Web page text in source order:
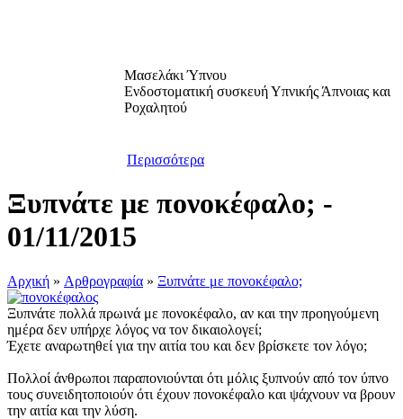
Μασελάκι Ύπνου
Ενδοστοματική συσκευή Υπνικής Άπνοιας και
Ροχαλητού
Περισσότερα
Ξυπνάτε με πονοκέφαλο; -
01/11/2015
Αρχική » Αρθρογραφία » Ξυπνάτε με πονοκέφαλο;
Ξυπνάτε πολλά πρωινά με πονοκέφαλο, αν και την προηγούμενη
ημέρα δεν υπήρχε λόγος να τον δικαιολογεί;
Έχετε αναρωτηθεί για την αιτία του και δεν βρίσκετε τον λόγο;
Πολλοί άνθρωποι παραπονιούνται ότι μόλις ξυπνούν από τον ύπνο
τους συνειδητοποιούν ότι έχουν πονοκέφαλο και ψάχνουν να βρουν
την αιτία και την λύση.